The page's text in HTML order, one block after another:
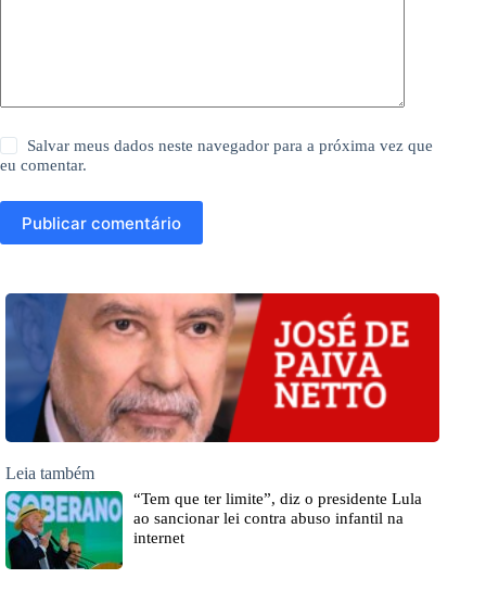
Salvar meus dados neste navegador para a próxima vez que
eu comentar.
Publicar comentário
Leia também
“Tem que ter limite”, diz o presidente Lula
ao sancionar lei contra abuso infantil na
internet